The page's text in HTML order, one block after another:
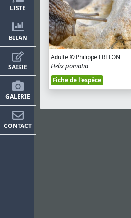
LISTE
BILAN
SAISIE
GALERIE
CONTACT
Adulte © Philippe FRELON
Helix pomatia
Fiche de l'espèce